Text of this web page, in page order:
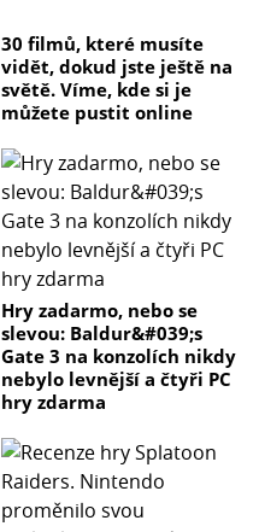
30 filmů, které musíte
vidět, dokud jste ještě na
světě. Víme, kde si je
můžete pustit online
Hry zadarmo, nebo se
slevou: Baldur&#039;s
Gate 3 na konzolích nikdy
nebylo levnější a čtyři PC
hry zdarma